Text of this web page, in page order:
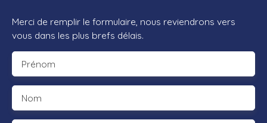
Merci de remplir le formulaire, nous reviendrons vers
vous dans les plus brefs délais.
Prénom
Nom